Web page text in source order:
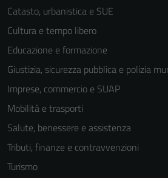
Catasto, urbanistica e SUE
Cultura e tempo libero
Educazione e formazione
Giustizia, sicurezza pubblica e polizia
Imprese, commercio e SUAP
Mobilità e trasporti
Salute, benessere e assistenza
Tributi, finanze e contravvenzioni
Turismo